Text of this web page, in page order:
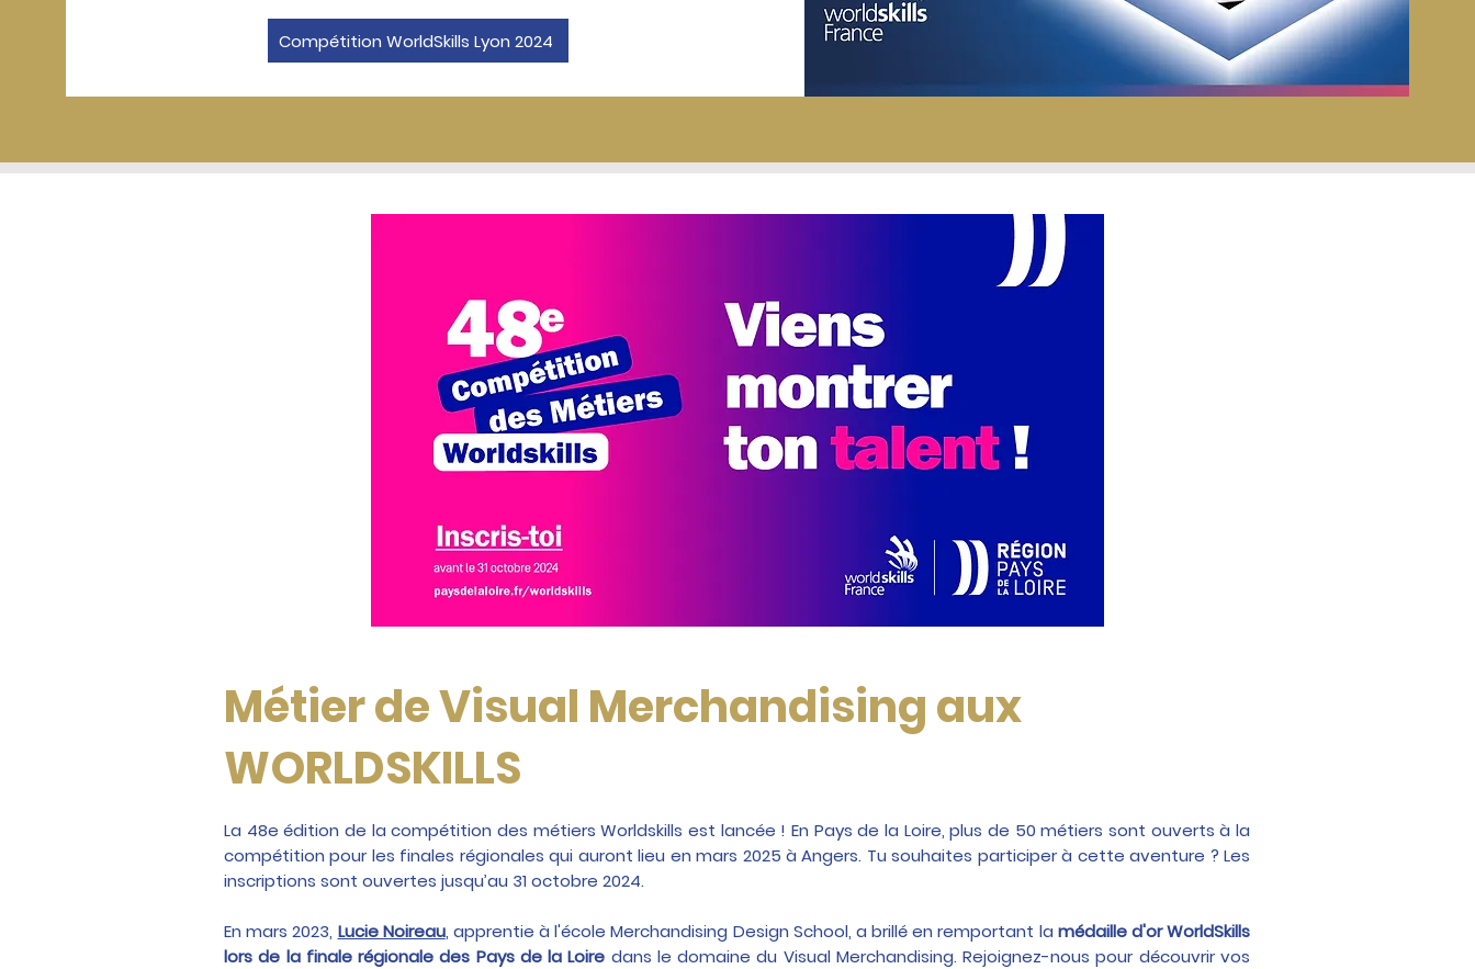
Compétition WorldSkills Lyon 2024
Métier de Visual Merchandising aux
WORLDSKILLS
La 48e édition de la compétition des métiers Worldskills est lancée ! En Pays de la Loire, plus de 50 métiers sont ouverts à la
compétition pour les finales régionales qui auront lieu en mars 2025 à Angers. Tu souhaites participer à cette aventure ? Les
inscriptions sont ouvertes jusqu’au 31 octobre 2024.
En mars 2023, Lucie Noireau, apprentie à l'école Merchandising Design School, a brillé en remportant la médaille d'or WorldSkills
lors de la finale régionale des Pays de la Loire dans le domaine du Visual Merchandising. Rejoignez-nous pour découvrir vos